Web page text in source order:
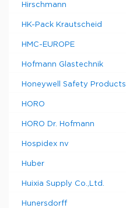
Hirschmann
HK-Pack Krautscheid
HMC-EUROPE
Hofmann Glastechnik
Honeywell Safety Products
HORO
HORO Dr. Hofmann
Hospidex nv
Huber
Huixia Supply Co.,Ltd.
Hunersdorff